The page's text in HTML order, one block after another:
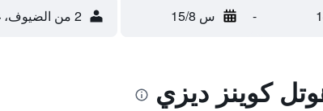
- س 15/8 2 من الضيوف، غرفة واحدة
كوينز ديزي